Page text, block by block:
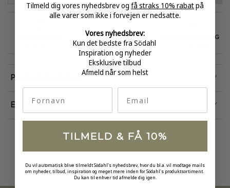
E-MÆRKET
certificeret
HURTIG LEVERING
Egenskaber
Produktinformation
Tilmeld dig vores nyhedsbrev og få straks 10% rabatpå
alle varer som ikke i forvejen er nedsatte.
Vores nyhedsbrev:
Kun det bedste fra Södahl
Inspiration og nyheder
Eksklusive tilbud
Afmeld når som helst
TILMELD & FÅ 10%
Du vil automatisk blive tilmeldt Södahl's nyhedsbrev, hvor du bl.a. vil modtage mails
om nyheder, tilbud, inspiration og meget mere inden for Södahl's produktsortiment.
Du kan til enhver tid afmelde dig igen.